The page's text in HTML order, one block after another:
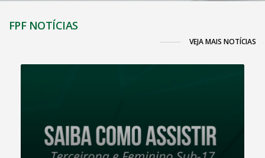
FPF NOTÍCIAS
VEJA MAIS NOTÍCIAS